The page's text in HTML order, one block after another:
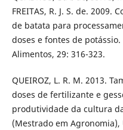
FREITAS, R. J. S. de.
de batata para
doses e fontes de
Alimentos, 29: 316-323.
QUEIROZ, L. R. M. 2013.
doses de fertilizante e
produtividade da cultura
(Mestrado em Agronomia),